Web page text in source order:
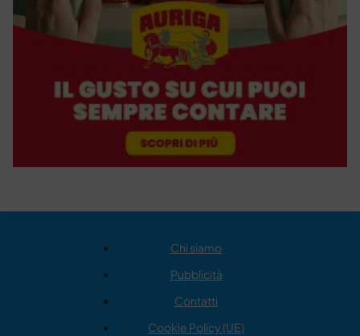
Chi siamo
Pubblicità
Contatti
Cookie Policy (UE)